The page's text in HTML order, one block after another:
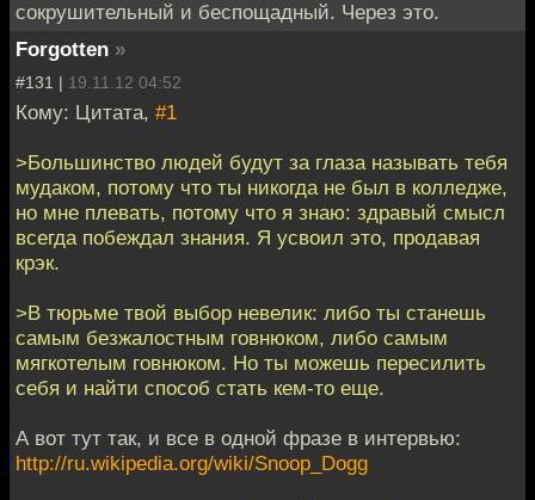
сокрушительный и беспощадный. Через это.
Forgotten »
#131 | 19.11.12 04:52
Кому: Цитата, #1
>Большинство людей будут за глаза называть тебя
мудаком, потому что ты никогда не был в колледже,
но мне плевать, потому что я знаю: здравый смысл
всегда побеждал знания. Я усвоил это, продавая
крэк.
>В тюрьме твой выбор невелик: либо ты станешь
самым безжалостным говнюком, либо самым
мягкотелым говнюком. Но ты можешь пересилить
себя и найти способ стать кем-то еще.
А вот тут так, и все в одной фразе в интервью:
http://ru.wikipedia.org/wiki/Snoop_Dogg